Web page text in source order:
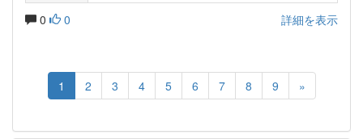
0 0 詳細を表示
1 2 3 4 5 6 7 8 9 »